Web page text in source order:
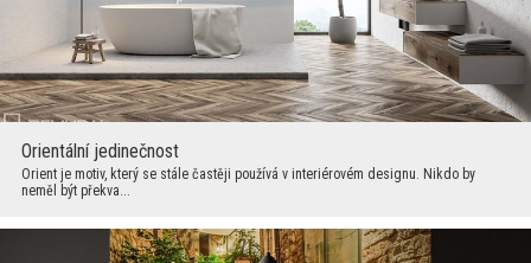
Orientální jedinečnost
Orient je motiv, který se stále častěji používá v interiérovém designu. Nikdo by
neměl být překva...